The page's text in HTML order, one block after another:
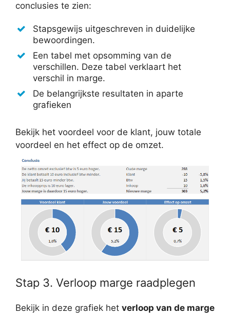
conclusies te zien:
Stapsgewijs uitgeschreven in duidelijke
bewoordingen.
Een tabel met opsomming van de
verschillen. Deze tabel verklaart het
verschil in marge.
De belangrijkste resultaten in aparte
grafieken
Bekijk het voordeel voor de klant, jouw totale
voordeel en het effect op de omzet.
Stap 3. Verloop marge raadplegen
Bekijk in deze grafiek het verloop van de marge